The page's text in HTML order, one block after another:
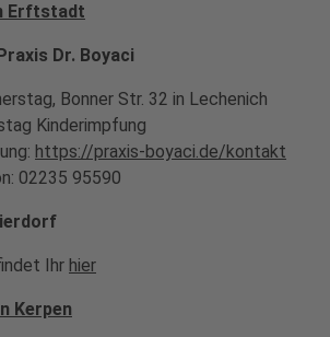
Erftstadt
Dr. Boyaci
Bonner Str. 32 in Lechenich
Kinderimpfung
https://praxis-boyaci.de/kontakt
02235 95590
Ihr hier
Kerpen